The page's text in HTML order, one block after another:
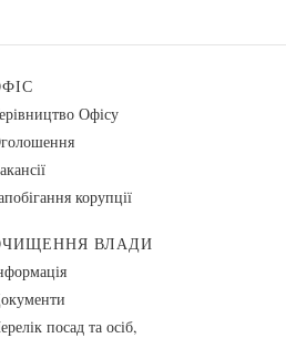
Офісу
корупції
ВЛАДИ
посад та осіб,